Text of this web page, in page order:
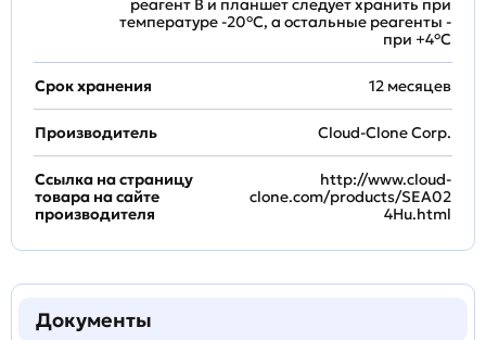
реагент B и планшет следует хранить при
температуре -20°C, а остальные реагенты -
при +4°С
Срок хранения 12 месяцев
Производитель Cloud-Clone Corp.
Ссылка на страницу
товара на сайте
производителя
http://www.cloud-
clone.com/products/SEA02
4Hu.html
Документы